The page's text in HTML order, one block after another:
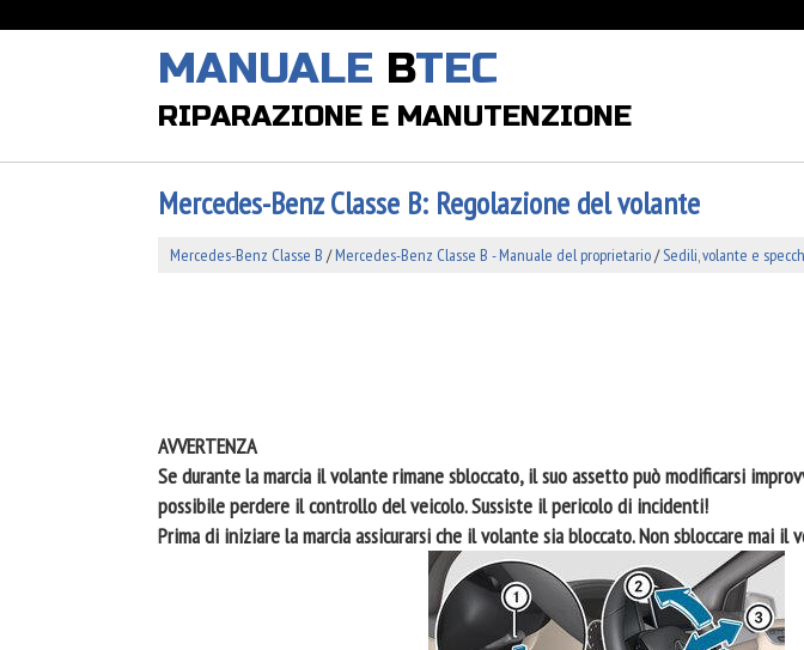
MANUALE BTEC
RIPARAZIONE E MANUTENZIONE
Mercedes-Benz Classe B: Regolazione del volante
Mercedes-Benz Classe B /Mercedes-Benz Classe B - Manuale del proprietario/Sedili, volante e
AVVERTENZA
Se durante la marcia il volante rimane sbloccato, il suo assetto può modificarsi
possibile perdere il controllo del veicolo. Sussiste il pericolo di incidenti!
Prima di iniziare la marcia assicurarsi che il volante sia bloccato. Non sbloccare mai il